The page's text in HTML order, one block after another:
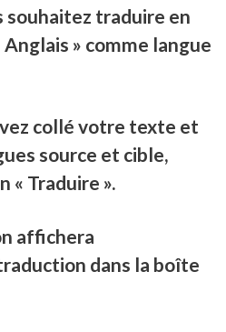
souhaitez traduire en
Anglais » comme langue
collé votre texte et
source et cible,
« Traduire ».
affichera
dans la boîte